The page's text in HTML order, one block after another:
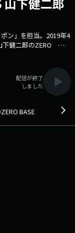
ン」を担当。2019年4
下健二郎のZERO
についてはもちろ
を伺うことも。メール
ムページはこちら
トは「@3jsbykzb」
配信が終了
しました
BASE